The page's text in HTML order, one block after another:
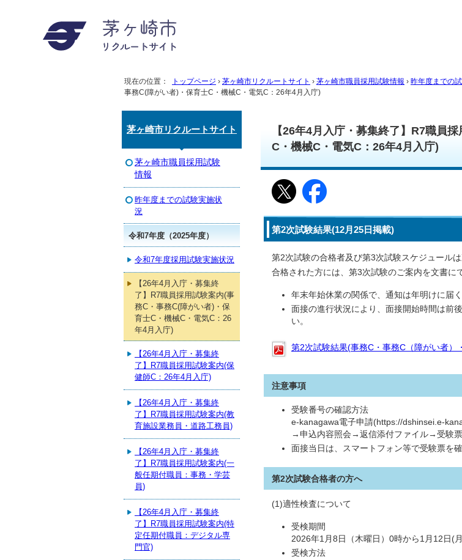
現在の位置： トップページ › 茅ヶ崎市リクルートサイト › 茅ヶ崎市職員採用試験情報 › 昨年度までの
事務C(障がい者)・保育士C・機械C・電気C：26年4月入庁)
【26年4月入庁・募集終了】R7職員
C・機械C・電気C：26年4月入庁)
第2次試験結果(12月25日掲載)
第2次試験の合格者及び第3次試験スケジュールは
合格された方には、第3次試験のご案内を文書に
年末年始休業の関係で、通知は年明けに届
面接の進行状況により、面接開始時間は前
い。
第2次試験結果(事務C・事務C（障がい者）
注意事項
受験番号の確認方法
e-kanagawa電子申請(https://dshinsei.e-
→申込内容照会→返信添付ファイル→受験票
面接当日は、スマートフォン等で受験票を
第2次試験合格者の方へ
(1)適性検査について
受検期間
2026年1月8日（木曜日）0時から1月12日(
受検方法
茅ヶ崎市リクルートサイト
茅ヶ崎市職員採用試験
情報
昨年度までの試験実施状
況
令和7年度（2025年度）
令和7年度採用試験実施状況
【26年4月入庁・募集終
了】R7職員採用試験案内(事
務C・事務C(障がい者)・保
育士C・機械C・電気C：26
年4月入庁)
【26年4月入庁・募集終
了】R7職員採用試験案内(保
健師C：26年4月入庁)
【26年4月入庁・募集終
了】R7職員採用試験案内(教
育施設業務員・道路工務員)
【26年4月入庁・募集終
了】R7職員採用試験案内(一
般任期付職員：事務・学芸
員)
【26年4月入庁・募集終
了】R7職員採用試験案内(特
定任期付職員：デジタル専
門官)